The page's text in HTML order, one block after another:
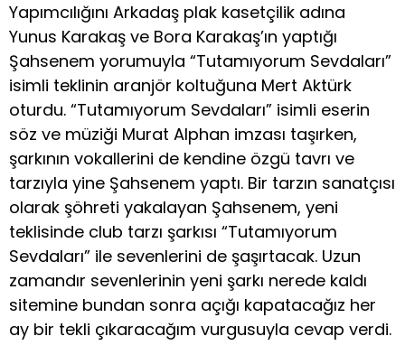
Yapımcılığını Arkadaş plak kasetçilik adına
Yunus Karakaş ve Bora Karakaş’ın yaptığı
Şahsenem yorumuyla “Tutamıyorum Sevdaları”
isimli teklinin aranjör koltuğuna Mert Aktürk
oturdu. “Tutamıyorum Sevdaları” isimli eserin
söz ve müziği Murat Alphan imzası taşırken,
şarkının vokallerini de kendine özgü tavrı ve
tarzıyla yine Şahsenem yaptı. Bir tarzın sanatçısı
olarak şöhreti yakalayan Şahsenem, yeni
teklisinde club tarzı şarkısı “Tutamıyorum
Sevdaları” ile sevenlerini de şaşırtacak. Uzun
zamandır sevenlerinin yeni şarkı nerede kaldı
sitemine bundan sonra açığı kapatacağız her
ay bir tekli çıkaracağım vurgusuyla cevap verdi.